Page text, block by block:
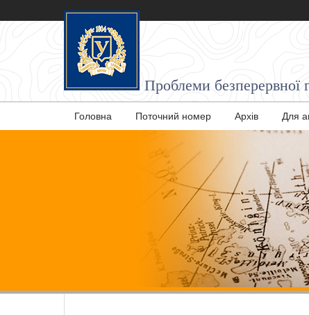
Проблеми безперервної
Головна Поточний номер Архів Для